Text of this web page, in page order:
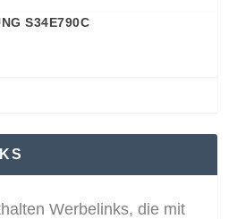
S34E790C
Werbelinks, die mit